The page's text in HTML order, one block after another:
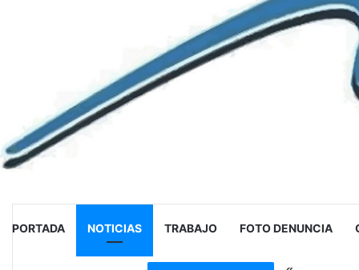
PORTADA NOTICIAS TRABAJO FOTO DENUNCIA